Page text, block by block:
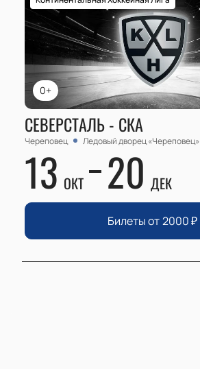
0+
СЕВЕРСТАЛЬ - СКА
Череповец Ледовый дворец «Череповец»
13 ОКТ 20 ДЕК
Билеты от 2000₽